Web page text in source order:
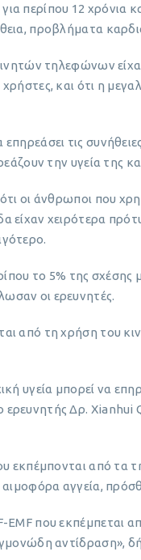
περίπου 12 χρόνια
προβλήματα
τηλεφώνων
και ότι η
τις
την υγεία της
οι άνθρωποι που
είχαν χειρότερα
το 5% της
οι ερευνητές.
από τη χρήση του
υγεία μπορεί να
Δρ.
εκπέμπονται από
αγγεία,
EMF που εκπέμπεται
αντίδραση»,